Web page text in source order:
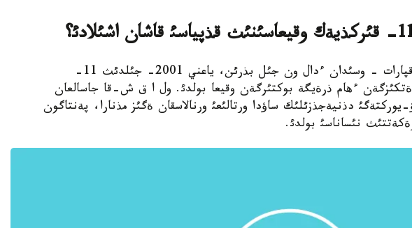
استانا. 10- قئركذيةك. قازاقپارات - وسئدان ءدال ون جئل بذرئن، ياعني 2001- جئلدئث 11-
ءهام ذرةيگة بوكتئرگةن وقيعا بولدئ. ول ا ق ش-قا جاسالعان
دذنيةجذزئلئك ساؤدا ورتالئعئ ورنالاسقان ةگئز مذنارا، پةنتاگون
نئساناسئ بولدئ.